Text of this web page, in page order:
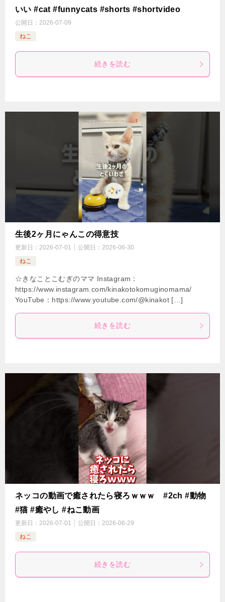
いい #cat #funnycats #shorts #shortvideo
公開日： 2026-07-09
ねこ
続きを読む
生後2ヶ月にゃんこの得意技
更新日： 2026-07-01 公開日： 2026-06-30
ねこ
☆きなことこむぎのママ Instagram：
https://www.instagram.com/kinakotokomuginomama/
YouTube：https://www.youtube.com/@kinakot […]
続きを読む
ネッコの動画で癒されたら寝ろｗｗｗ #2ch #動物
#猫 #癒やし #ねこ動画
更新日： 2026-07-01 公開日： 2026-06-29
ねこ
続きを読む